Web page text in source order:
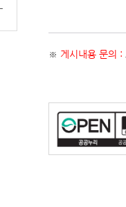
※ 게시내용 문의 :